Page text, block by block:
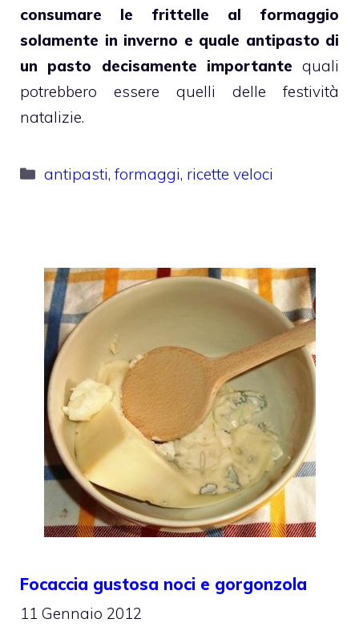
consumare le frittelle al formaggio
solamente in inverno e quale antipasto di
un pasto decisamente importante quali
potrebbero essere quelli delle festività
natalizie.
Categorie
antipasti,formaggi, ricette veloci
Focaccia gustosa noci e gorgonzola
11 Gennaio 2012